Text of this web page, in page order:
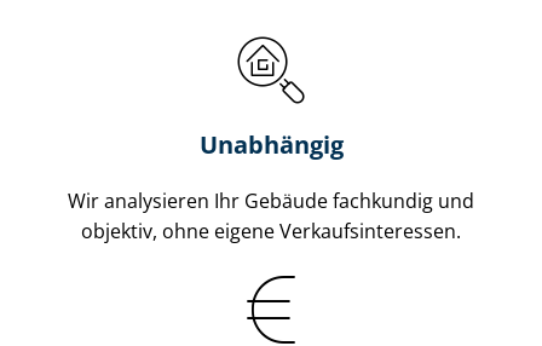
Unabhängig
Wir analysieren Ihr Gebäude fachkundig und
objektiv, ohne eigene Ver­kaufs­in­ter­es­sen.